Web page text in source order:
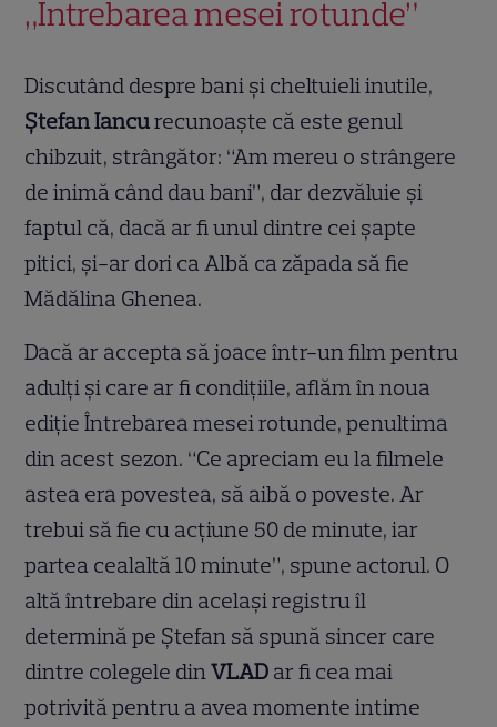
„Întrebarea mesei rotunde”
Discutând despre bani și cheltuieli inutile,
Ștefan Iancurecunoaște că este genul
chibzuit, strângător: “Am mereu o strângere
de inimă când dau bani”, dar dezvăluie și
faptul că, dacă ar fi unul dintre cei șapte
pitici, și-ar dori ca Albă ca zăpada să fie
Mădălina Ghenea.
Dacă ar accepta să joace într-un film pentru
adulți și care ar fi condițiile, aflăm în noua
ediție Întrebarea mesei rotunde, penultima
din acest sezon. “Ce apreciam eu la filmele
astea era povestea, să aibă o poveste. Ar
trebui să fie cu acțiune 50 de minute, iar
partea cealaltă 10 minute”, spune actorul. O
altă întrebare din același registru îl
determină pe Ștefan să spună sincer care
dintre colegele dinVLAD ar fi cea mai
potrivită pentru a avea momente intime